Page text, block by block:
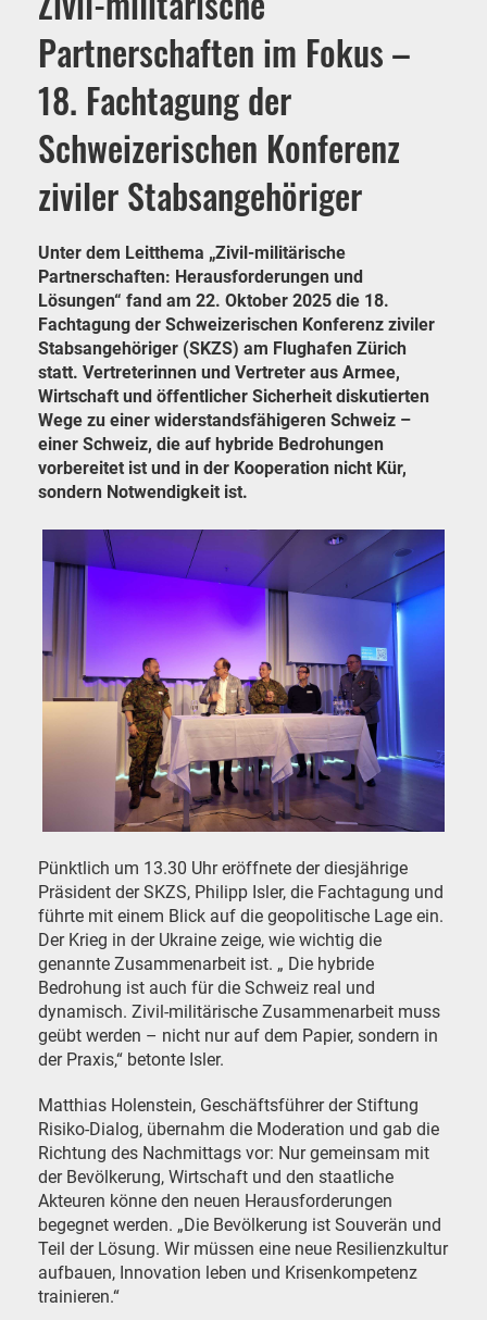
Partnerschaften im Fokus –
18. Fachtagung der
Schweizerischen Konferenz
ziviler Stabsangehöriger
Unter dem Leitthema „Zivil-militärische
Partnerschaften: Herausforderungen und
Lösungen“ fand am 22. Oktober 2025 die 18.
Fachtagung der Schweizerischen Konferenz ziviler
Stabsangehöriger (SKZS) am Flughafen Zürich
statt. Vertreterinnen und Vertreter aus Armee,
Wirtschaft und öffentlicher Sicherheit diskutierten
Wege zu einer widerstandsfähigeren Schweiz –
einer Schweiz, die auf hybride Bedrohungen
vorbereitet ist und in der Kooperation nicht Kür,
sondern Notwendigkeit ist.
Pünktlich um 13.30 Uhr eröffnete der diesjährige
Präsident der SKZS, Philipp Isler, die Fachtagung und
führte mit einem Blick auf die geopolitische Lage ein.
Der Krieg in der Ukraine zeige, wie wichtig die
genannte Zusammenarbeit ist. „ Die hybride
Bedrohung ist auch für die Schweiz real und
dynamisch. Zivil-militärische Zusammenarbeit muss
geübt werden – nicht nur auf dem Papier, sondern in
der Praxis,“ betonte Isler.
Matthias Holenstein, Geschäftsführer der Stiftung
Risiko-Dialog, übernahm die Moderation und gab die
Richtung des Nachmittags vor: Nur gemeinsam mit
der Bevölkerung, Wirtschaft und den staatliche
Akteuren könne den neuen Herausforderungen
begegnet werden. „Die Bevölkerung ist Souverän und
Teil der Lösung. Wir müssen eine neue Resilienzkultur
aufbauen, Innovation leben und Krisenkompetenz
trainieren.“